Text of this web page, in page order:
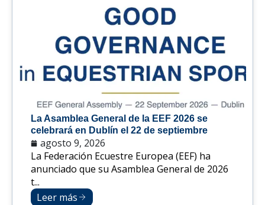
La Asamblea General de la EEF 2026 se
celebrará en Dublín el 22 de septiembre
agosto 9, 2026
La Federación Ecuestre Europea (EEF) ha
anunciado que su Asamblea General de 2026
t...
Leer más